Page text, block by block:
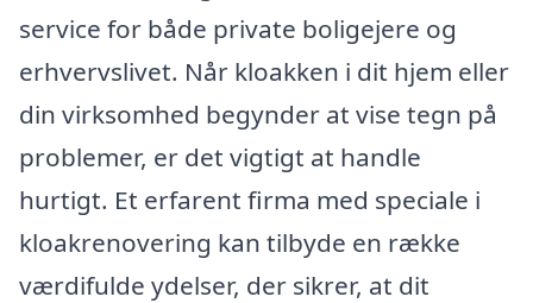
service for både private boligejere og
erhvervslivet. Når kloakken i dit hjem eller
din virksomhed begynder at vise tegn på
problemer, er det vigtigt at handle
hurtigt. Et erfarent firma med speciale i
kloakrenovering kan tilbyde en række
værdifulde ydelser, der sikrer, at dit